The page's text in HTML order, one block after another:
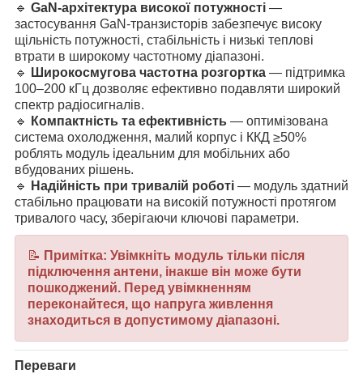
🔹 GaN-архітектура високої потужності —
застосування GaN-транзисторів забезпечує високу
щільність потужності, стабільність і низькі теплові
втрати в широкому частотному діапазоні.
🔹
Широкосмугова частотна розгортка — підтримка
100–200 кГц дозволяє ефективно подавляти широкий
спектр радіосигналів.
🔹
Компактність та ефективність — оптимізована
система охолодження, малий корпус і ККД ≥50%
роблять модуль ідеальним для мобільних або
вбудованих рішень.
🔹
Надійність при тривалій роботі — модуль здатний
стабільно працювати на високій потужності протягом
тривалого часу, зберігаючи ключові параметри.
📝 Примітка: Увімкніть модуль тільки після
підключення антени, інакше він може бути
пошкоджений. Перед увімкненням
переконайтеся, що напруга живлення
знаходиться в допустимому діапазоні.
Переваги